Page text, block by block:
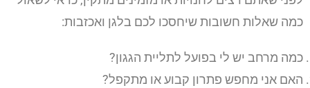
כמה שאלות חשובות שיחסכו לכם בלגן ואכזבות:
כמה מרחב יש לי בפועל לתליית הגגון?
האם אני מחפש פתרון קבוע או מתקפל?